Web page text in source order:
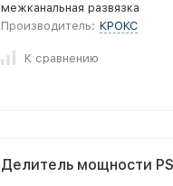
межканальная развязка
Производитель: КРОКС
К сравнению
Делитель мощности